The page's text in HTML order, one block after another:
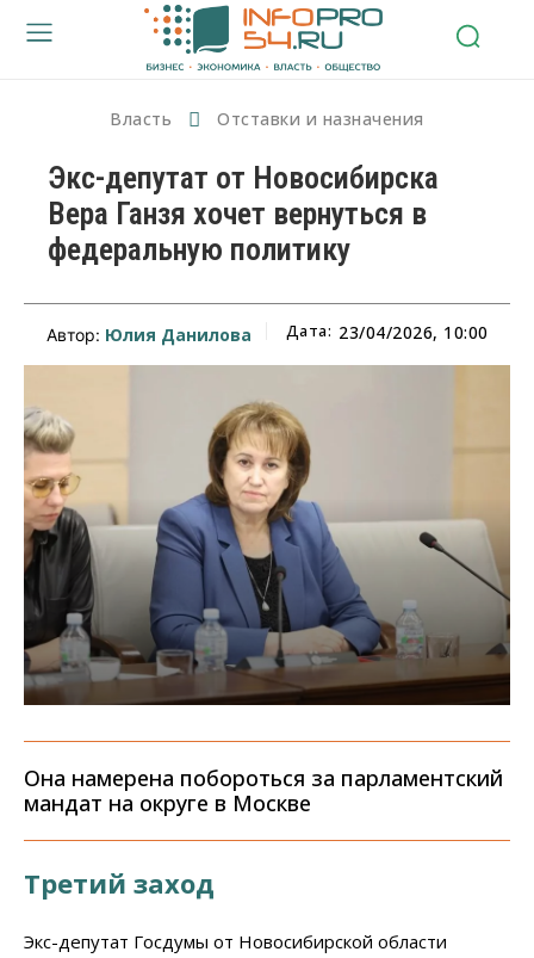
Власть Отставки и назначения
Экс-депутат от Новосибирска
Вера Ганзя хочет вернуться в
федеральную политику
Автор: Юлия Данилова Дата: 23/04/2026, 10:00
Она намерена побороться за парламентский
мандат на округе в Москве
Третий заход
Экс-депутат Госдумы от Новосибирской области